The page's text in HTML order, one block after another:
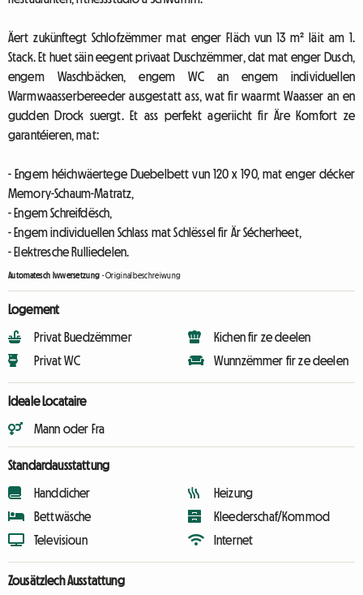
Äert zukünftegt Schlofzëmmer mat enger Fläch vun 13 m² läit am 1.
Stack. Et huet säin eegent privaat Duschzëmmer, dat mat enger Dusch,
engem Waschbäcken, engem WC an engem individuellen
Warmwaasserbereeder ausgestatt ass, wat fir waarmt Waasser an en
gudden Drock suergt. Et ass perfekt ageriicht fir Äre Komfort ze
garantéieren, mat:
- Engem héichwäertege Duebelbett vun 120 x 190, mat enger décker
Memory-Schaum-Matratz,
- Engem Schreifdësch,
- Engem individuellen Schlass mat Schlëssel fir Är Sécherheet,
- Elektresche Rulliedelen.
Automatesch Iwwersetzung -Originalbeschreiwung
Logement
Privat Buedzëmmer
Privat WC
Kichen fir ze deelen
Wunnzëmmer fir ze deelen
Ideale Locataire
Mann oder Fra
Standardausstattung
Handdicher
Bettwäsche
Televisioun
Heizung
Kleederschaf/Kommod
Internet
Zousätzlech Ausstattung